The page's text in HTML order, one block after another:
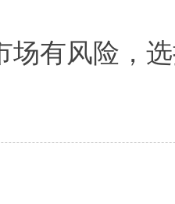
场有风险，